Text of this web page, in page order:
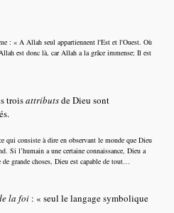
: « A Allah seul appartiennent l'Est et l'Ouest. Où
est donc là, car Allah a la grâce immense; Il est
troisattributsde Dieu sont
qui consiste à dire en observant le monde que Dieu
Si l’humain a une certaine connaissance, Dieu a
grande choses, Dieu est capable de tout…
la foi : « seul le langage symbolique